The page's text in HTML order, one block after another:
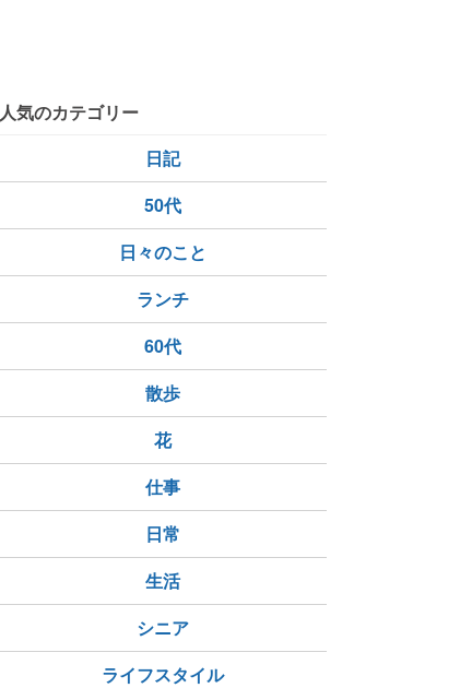
人気のカテゴリー
日記
50代
日々のこと
ランチ
60代
散歩
花
仕事
日常
生活
シニア
ライフスタイル